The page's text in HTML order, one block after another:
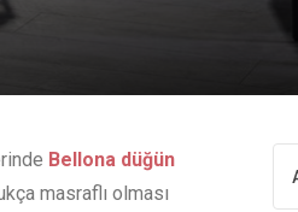
Bellona düğün
masraflı olması